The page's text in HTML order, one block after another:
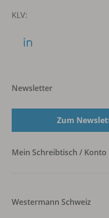
KLV:
Newsletter
Zum
Mein Schreibtisch / Konto
Westermann Schweiz